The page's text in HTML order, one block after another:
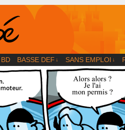
| Blog
BASSE DEF ↓ SANS EMPLOI ↓